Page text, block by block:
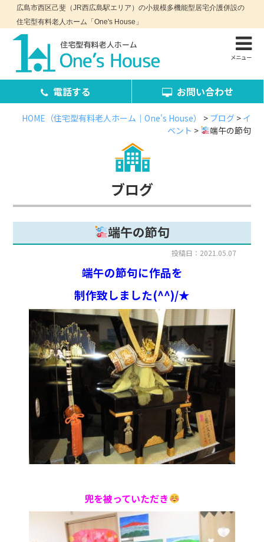
お問い合わせ・資料請求
施設案内
入居までの
流れ
ブログ
プライバシーポリシー
サイトマップ
広島市西区己斐（JR西広島駅エリア）の小規模多機能型居宅介護併設の
住宅型有料老人ホーム「One's House」
メニュー
電話する お問い合わせ
HOME（住宅型有料老人ホーム｜One's House） > ブログ> イ
ベント > 端午の節句
ブログ
端午の節句
投稿日：2021.05.07
端午の節句に作品を
制作致しました(^^)/★
兜を被っていただき